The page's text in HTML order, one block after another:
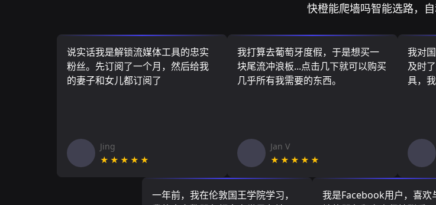
快橙能爬墙吗智能选路，
说实话我是解锁流媒体工具的忠实
粉丝。先订阅了一个月，然后给我
的妻子和女儿都订阅了
Jing
★★★★★
我打算去葡萄牙度假，于是想买一
块尾流冲浪板...点击几下就可以购买
几乎所有我需要的东西。
Jan V
★★★★★
我对
及时
具，
一年前，我在伦敦国王学院学习，
我是Facebook用户，喜欢